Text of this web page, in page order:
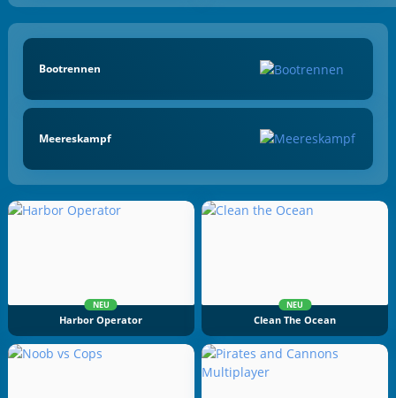
Bootrennen
Meereskampf
NEU
Harbor Operator
NEU
Clean The Ocean